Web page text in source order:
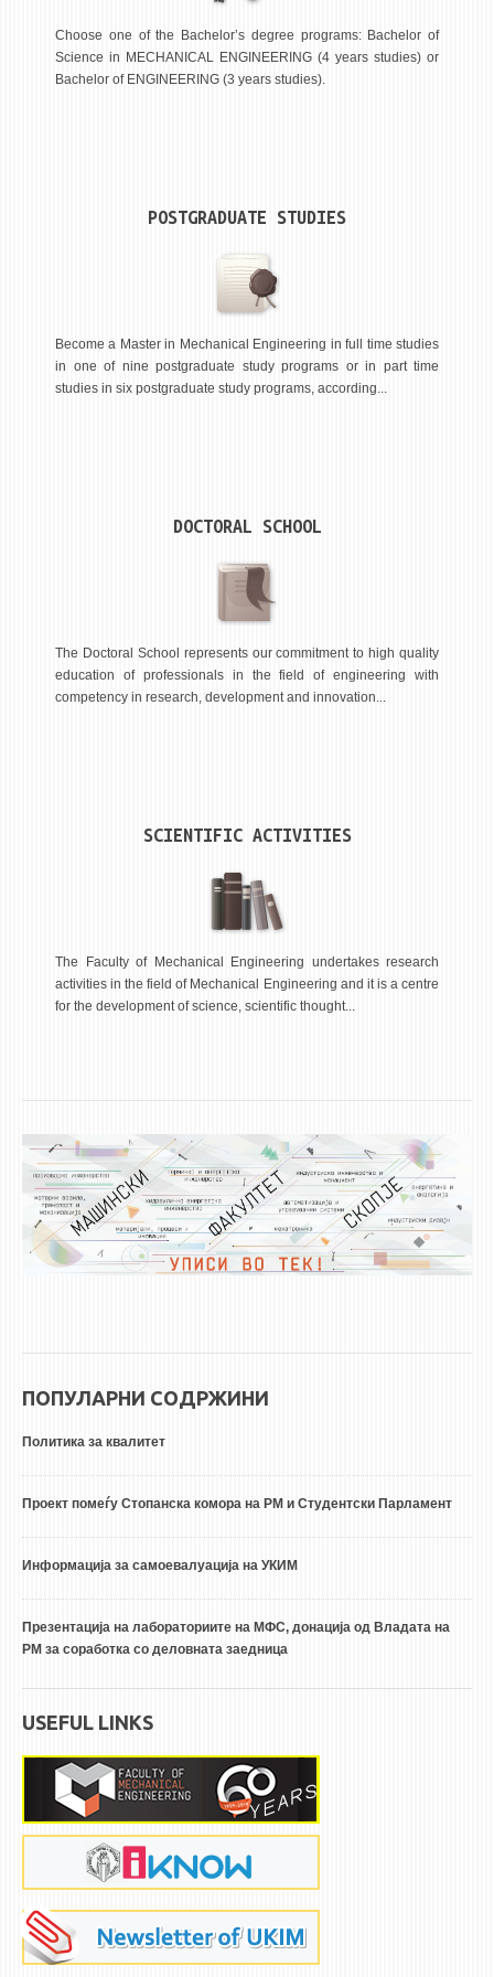
ASSISTANT PROFESSORS
PHD
INTERNATIONAL EXCHANGE
NOTIFICATIONS
Choose one of the Bachelor’s degree programs: Bachelor of
Science in MECHANICAL ENGINEERING (4 years studies) or
Bachelor of ENGINEERING (3 years studies).
POSTGRADUATE STUDIES
Become a Master in Mechanical Engineering in full time studies
in one of nine postgraduate study programs or in part time
studies in six postgraduate study programs, according...
DOCTORAL SCHOOL
The Doctoral School represents our commitment to high quality
education of professionals in the field of engineering with
competency in research, development and innovation...
SCIENTIFIC ACTIVITIES
The Faculty of Mechanical Engineering undertakes research
activities in the field of Mechanical Engineering and it is a centre
for the development of science, scientific thought...
ПОПУЛАРНИ СОДРЖИНИ
Политика за квалитет
Проект помеѓу Стопанска комора на РМ и Студентски Парламент
Информација за самоевалуација на УКИМ
Презентација на лабораториите на МФС, донација од Владата на
РМ за соработка со деловната заедница
USEFUL LINKS